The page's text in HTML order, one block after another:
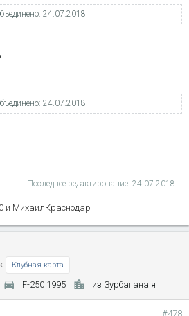
24.07.2018
24.07.2018
Последнее редактирование: 24.07.2018
и МихаилКраснодар
Клубная карта
F-250 1995 из Зурбагана я
#478